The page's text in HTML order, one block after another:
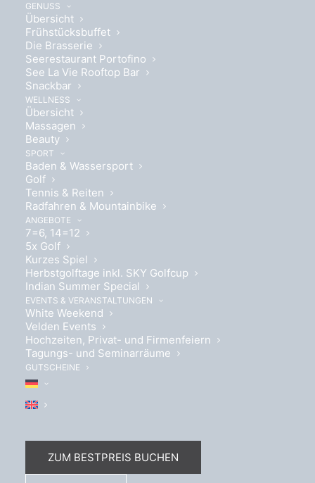
GENUSS
Übersicht
Frühstücksbuffet
Die Brasserie
Seerestaurant Portofino
See La Vie Rooftop Bar
Snackbar
WELLNESS
Übersicht
Massagen
Beauty
SPORT
Baden & Wassersport
Golf
Tennis & Reiten
Radfahren & Mountainbike
ANGEBOTE
7=6, 14=12
5x Golf
Kurzes Spiel
Herbstgolftage inkl. SKY Golfcup
Indian Summer Special
EVENTS & VERANSTALTUNGEN
White Weekend
Velden Events
Hochzeiten, Privat- und Firmenfeiern
Tagungs- und Seminarräume
GUTSCHEINE
ZUM BESTPREIS BUCHEN
Wohlfühlen auf ca. 16 m²
Boxspringbett 140 x 200cm